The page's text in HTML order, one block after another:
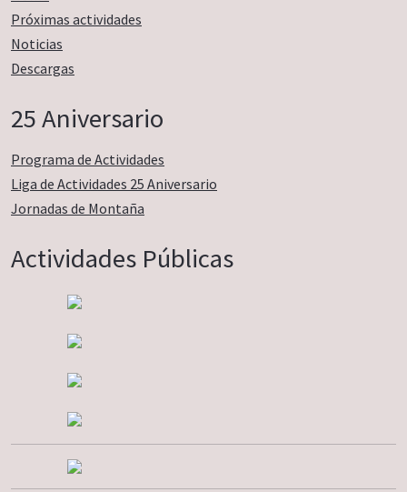
Próximas actividades
Noticias
Descargas
25 Aniversario
Programa de Actividades
Liga de Actividades 25 Aniversario
Jornadas de Montaña
Actividades Públicas